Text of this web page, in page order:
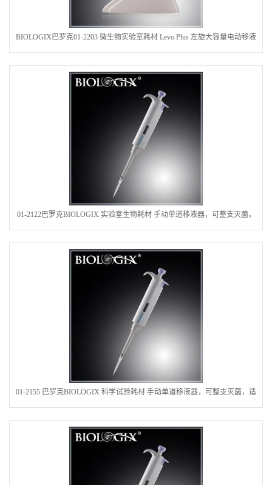
BIOLOGIX巴罗克01-2203 微生物实验室耗材 Levo Plus 左旋大容量电动移液
器，配AC充电器，国标插头
01-2122巴罗克BIOLOGIX 实验室生物耗材 手动单道移液器，可整支灭菌，
适用量程范围：2-20微升
01-2155 巴罗克BIOLOGIX 科学试验耗材 手动单道移液器，可整支灭菌，适
用量程范围：5-50微升